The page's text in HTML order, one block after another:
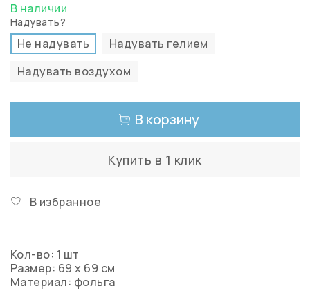
В наличии
Надувать?
Не надувать
Надувать гелием
Надувать воздухом
В корзину
Купить в 1 клик
В избранное
Кол-во: 1 шт
Размер: 69 х 69 см
Материал: фольга